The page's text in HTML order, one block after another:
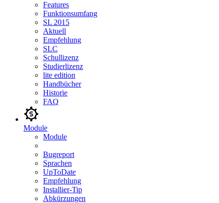
Features
Funktionsumfang
SL 2015
Aktuell
Empfehlung
SLC
Schullizenz
Studierlizenz
lite edition
Handbücher
Historie
FAQ
Module
Module
Bugreport
Sprachen
UpToDate
Empfehlung
Installier-Tip
Abkürzungen